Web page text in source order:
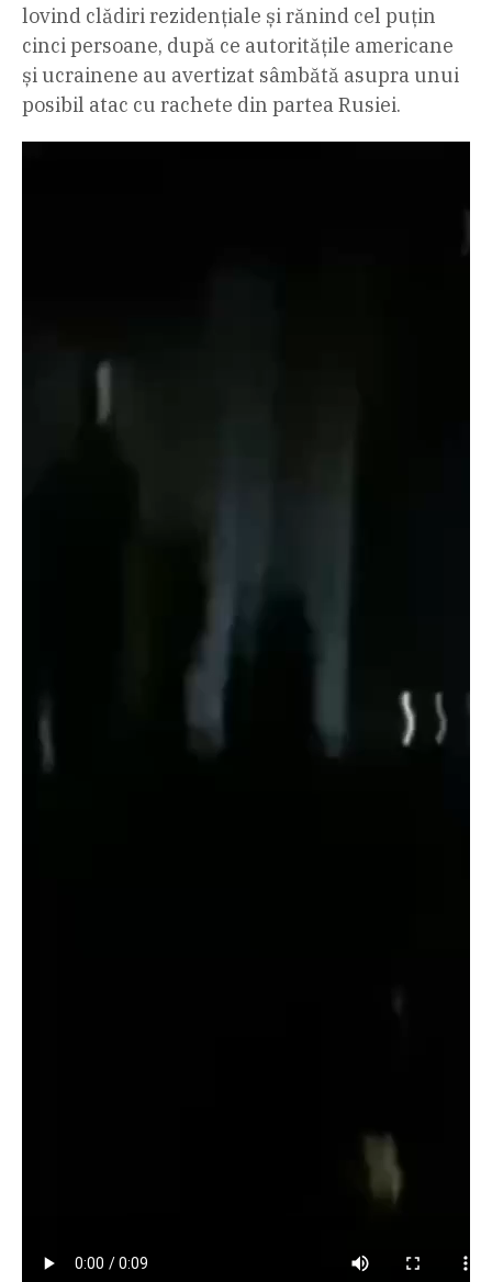
lovind clădiri rezidențiale și rănind cel puțin
cinci persoane, după ce autoritățile americane
și ucrainene au avertizat sâmbătă asupra unui
posibil atac cu rachete din partea Rusiei.